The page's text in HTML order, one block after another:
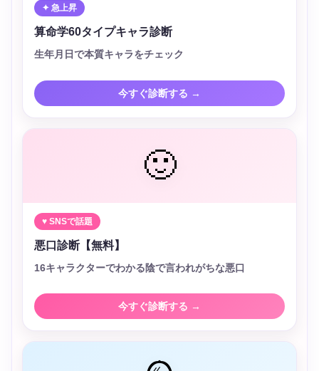
✦ 急上昇
算命学60タイプキャラ診断
生年月日で本質キャラをチェック
今すぐ診断する →
🙂
♥ SNSで話題
悪口診断【無料】
16キャラクターでわかる陰で言われがちな悪口
今すぐ診断する →